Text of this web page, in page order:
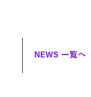
NEWS 一覧へ